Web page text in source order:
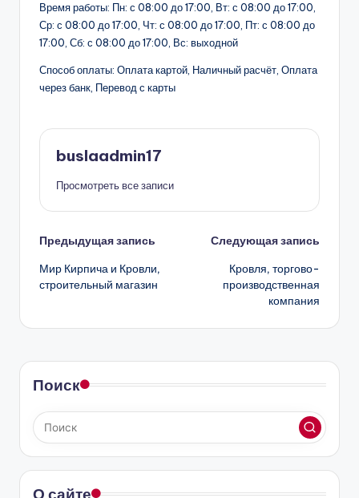
Время работы: Пн: с 08:00 до 17:00, Вт: с 08:00 до 17:00,
Ср: с 08:00 до 17:00, Чт: с 08:00 до 17:00, Пт: с 08:00 до
17:00, Сб: с 08:00 до 17:00, Вс: выходной
Способ оплаты: Оплата картой, Наличный расчёт, Оплата
через банк, Перевод с карты
buslaadmin17
Просмотреть все записи
Навигация
записи
Предыдущая запись
Мир Кирпича и Кровли,
строительный магазин
Следующая запись
Кровля, торгово-
производственная
компания
Поиск
О сайте